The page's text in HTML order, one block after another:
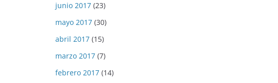
junio 2017 (23)
mayo 2017 (30)
abril 2017 (15)
marzo 2017 (7)
febrero 2017 (14)